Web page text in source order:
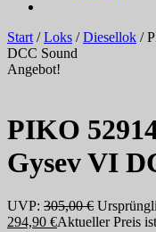
Start/Loks /Diesellok /
DCC Sound
Angebot!
PIKO
Gysev VI
UVP: 305,00€
294,90 €Aktueller Preis